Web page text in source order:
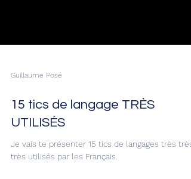
Guillaume Posé
15 tics de langage TRÈS
UTILISÉS